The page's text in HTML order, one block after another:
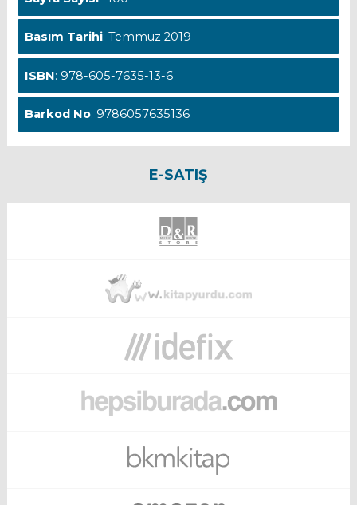
Basım Tarihi: Temmuz 2019
ISBN: 978-605-7635-13-6
Barkod No: 9786057635136
E-SATIŞ